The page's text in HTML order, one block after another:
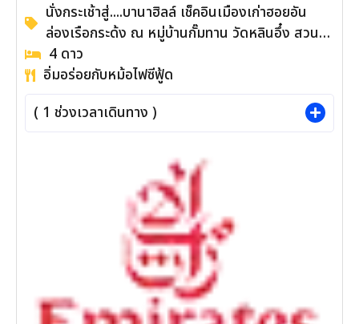
นั่งกระเช้าสู่....บานาฮิลล์ เช็คอินเมืองเก่าฮอยอัน
ล่องเรือกระด้ง ณ หมู่บ้านกั๊มทาน วัดหลินอึ๋ง สวนเอ
เปค สะพานแห่งความรัก สะพานมังกร โบสถ์สีชมพู
คาเฟ่ Sơn Trà Marina ชม Charming Show
4 ดาว
อิ่มอร่อยกับหม้อไฟซีฟู้ด
( 1 ช่วงเวลาเดินทาง )